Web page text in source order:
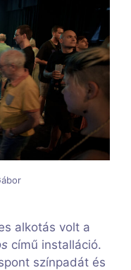
alkotás volt a
című installáció.
színpadát és